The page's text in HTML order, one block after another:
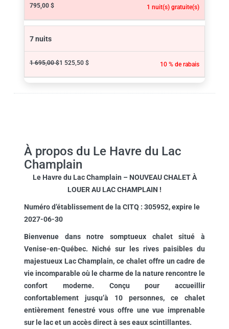
795,00 $ 1 nuit(s) gratuite(s)
7 nuits
1 695,00 $1 525,50 $ 10 % de rabais
À propos du Le Havre du Lac
Champlain
Le Havre du Lac Champlain – NOUVEAU CHALET À
LOUER AU LAC CHAMPLAIN !
Numéro d’établissement de la CITQ : 305952, expire le
2027-06-30
Bienvenue dans notre somptueux chalet situé à
Venise-en-Québec. Niché sur les rives paisibles du
majestueux Lac Champlain, ce chalet offre un cadre de
vie incomparable où le charme de la nature rencontre le
confort moderne. Conçu pour accueillir
confortablement jusqu’à 10 personnes, ce chalet
entièrement fenestré vous offre une vue imprenable
sur le lac et un accès direct à ses eaux scintillantes.